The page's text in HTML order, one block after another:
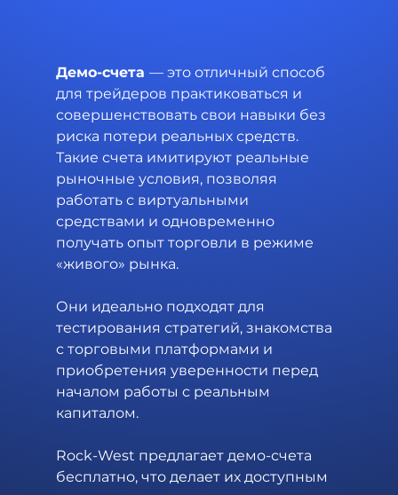
Демо-счета — это отличный способ
для трейдеров практиковаться и
совершенствовать свои навыки без
риска потери реальных средств.
Такие счета имитируют реальные
рыночные условия, позволяя
работать с виртуальными
средствами и одновременно
получать опыт торговли в режиме
«живого» рынка.
Они идеально подходят для
тестирования стратегий, знакомства
с торговыми платформами и
приобретения уверенности перед
началом работы с реальным
капиталом.
Rock-West предлагает демо-счета
бесплатно, что делает их доступным